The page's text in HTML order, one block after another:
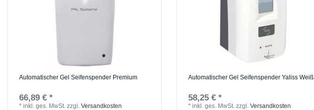
Automatischer Gel Seifenspender Premium
66,89 € *
*inkl. ges. MwSt. zzgl.Versandkosten
Automatischer Gel Seifenspender Yaliss Weiß
58,25 € *
*inkl. ges. MwSt. zzgl.Versandkosten